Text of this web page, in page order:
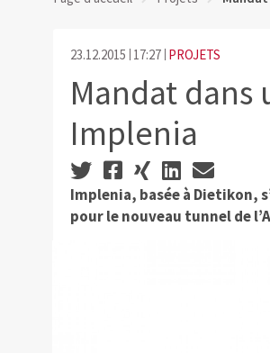
23.12.2015 17:27 PROJETS
Mandat
Implenia
Implenia, basée à Dietikon,
pour le nouveau tunnel de